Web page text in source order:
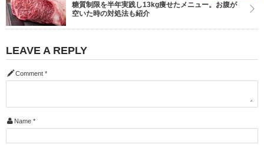
糖質制限を半年実践し13kg痩せたメニュー。お腹が
空いた時の対処法も紹介
LEAVE A REPLY
Comment *
Name *